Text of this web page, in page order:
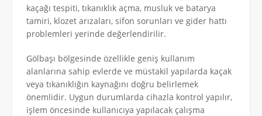
kaçağı tespiti, tıkanıklık açma, musluk ve batarya
tamiri, klozet arızaları, sifon sorunları ve gider hattı
problemleri yerinde değerlendirilir.
Gölbaşı bölgesinde özellikle geniş kullanım
alanlarına sahip evlerde ve müstakil yapılarda kaçak
veya tıkanıklığın kaynağını doğru belirlemek
önemlidir. Uygun durumlarda cihazla kontrol yapılır,
işlem öncesinde kullanıcıya yapılacak çalışma